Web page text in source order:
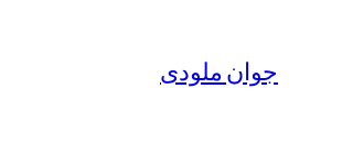
جوان ملودی